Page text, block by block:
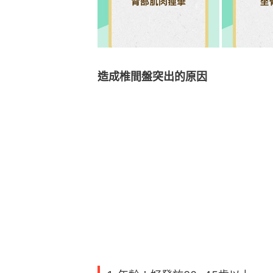
造成椎間盤突出的原因